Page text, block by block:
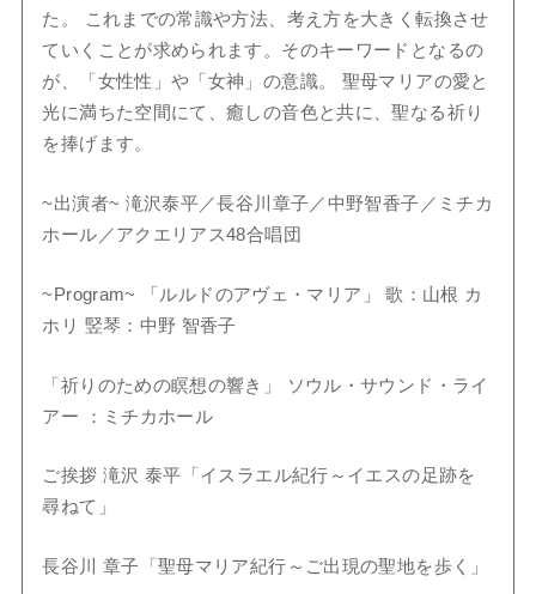
た。 これまでの常識や方法、考え方を大きく転換させ
ていくことが求められます。そのキーワードとなるの
が、「女性性」や「女神」の意識。 聖母マリアの愛と
光に満ちた空間にて、癒しの音色と共に、聖なる祈り
を捧げます。
~出演者~ 滝沢泰平／長谷川章子／中野智香子／ミチカ
ホール／アクエリアス48合唱団
~Program~ 「ルルドのアヴェ・マリア」 歌：山根 カ
ホリ 竪琴：中野 智香子
「祈りのための瞑想の響き」 ソウル・サウンド・ライ
アー ：ミチカホール
ご挨拶 滝沢 泰平「イスラエル紀行～イエスの足跡を
尋ねて」
長谷川 章子「聖母マリア紀行～ご出現の聖地を歩く」